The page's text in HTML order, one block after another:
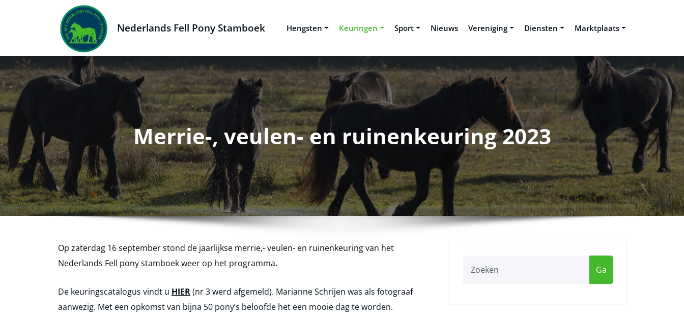
Nederlands Fell Pony Stamboek Hengsten Keuringen Sport Nieuws Vereniging Diensten Marktplaats
Merrie-, veulen- en ruinenkeuring 2023
Op zaterdag 16 september stond de jaarlijkse merrie,- veulen- en ruinenkeuring van het
Nederlands Fell pony stamboek weer op het programma.
De keuringscatalogus vindt u HIER(nr 3 werd afgemeld). Marianne Schrijen was als fotograaf
aanwezig. Met een opkomst van bijna 50 pony’s beloofde het een mooie dag te worden.
Ga